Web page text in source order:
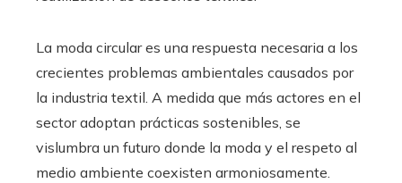
La moda circular es una respuesta necesaria a los
crecientes problemas ambientales causados por
la industria textil. A medida que más actores en el
sector adoptan prácticas sostenibles, se
vislumbra un futuro donde la moda y el respeto al
medio ambiente coexisten armoniosamente.